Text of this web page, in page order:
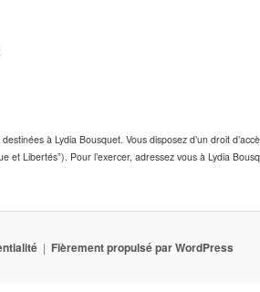
à Lydia Bousquet. Vous disposez d’un droit
et Libertés”). Pour l’exercer, adressez vous à Lydia
Fièrement propulsé par WordPress